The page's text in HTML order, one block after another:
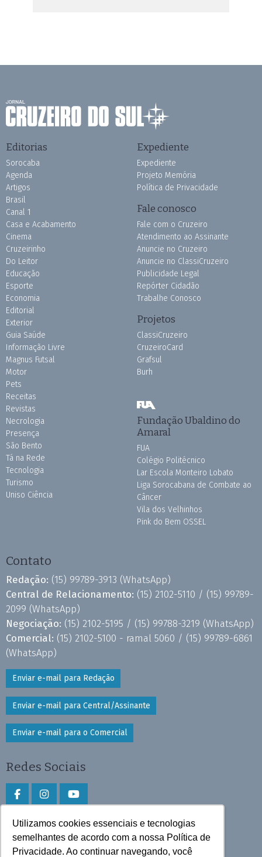
Utilizamos cookies essenciais e tecnologias
semelhantes de acordo com a nossa Política de
Privacidade. Ao continuar navegando, você
Editorias
Sorocaba
Agenda
Artigos
Brasil
Canal 1
Casa e Acabamento
Cinema
Cruzeirinho
Do Leitor
Educação
Esporte
Economia
Editorial
Exterior
Guia Saúde
Informação Livre
Magnus Futsal
Motor
Pets
Receitas
Revistas
Necrologia
Presença
São Bento
Tá na Rede
Tecnologia
Turismo
Uniso Ciência
Expediente
Expediente
Projeto Memória
Política de Privacidade
Fale conosco
Fale com o Cruzeiro
Atendimento ao Assinante
Anuncie no Cruzeiro
Anuncie no ClassiCruzeiro
Publicidade Legal
Repórter Cidadão
Trabalhe Conosco
Projetos
ClassiCruzeiro
CruzeiroCard
Grafsul
Burh
Fundação Ubaldino do
Amaral
FUA
Colégio Politécnico
Lar Escola Monteiro Lobato
Liga Sorocabana de Combate ao
Câncer
Vila dos Velhinhos
Pink do Bem OSSEL
Contato
Redação: (15) 99789-3913 (WhatsApp)
Central de Relacionamento: (15) 2102-5110 / (15) 99789-
2099 (WhatsApp)
Negociação: (15) 2102-5195 / (15) 99788-3219 (WhatsApp)
Comercial: (15) 2102-5100 - ramal 5060 / (15) 99789-6861
(WhatsApp)
Enviar e-mail para Redação
Enviar e-mail para Central/Assinante
Enviar e-mail para o Comercial
Redes Sociais
Faça download do aplicativo
Play Store e App Store